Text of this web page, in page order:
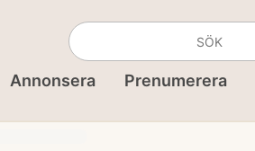
Annonsera Prenumerera